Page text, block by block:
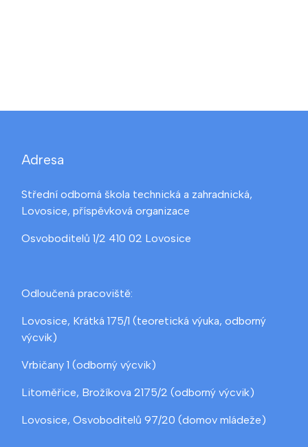
Adresa
Střední odborná škola technická a zahradnická,
Lovosice, příspěvková organizace
Osvoboditelů 1/2 410 02 Lovosice
Odloučená pracoviště:
Lovosice, Krátká 175/1 (teoretická výuka, odborný
výcvik)
Vrbičany 1 (odborný výcvik)
Litoměřice, Brožíkova 2175/2 (odborný výcvik)
Lovosice, Osvoboditelů 97/20 (domov mládeže)